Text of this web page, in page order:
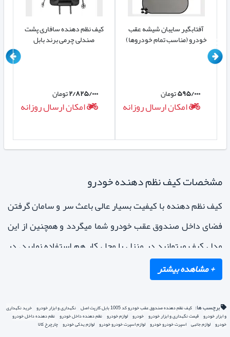
کیف نظم دهنده سافاری پشت
صندلی چرمی برند بابل
۲/۸۲۵/۰۰۰تومان
امکان ارسال روزانه
آفتابگیر سایبان شیشه عقب
خودرو (مناسب تمام خودروها)
۵۹۵/۰۰۰تومان
امکان ارسال روزانه
مشخصات کیف نظم دهنده خودرو
کیف نظم دهنده با کیفیت بسیار عالی باعث سر و سامان گرفتن
فضای داخل صندوق عقب خودرو شما میگردد و همچنین از این
مدل کیف میتوانید در منزل یا محل کار هم استفاده نمایید. در
ضمنکیف نظم دهنده خودرو
مهمترین ویژگی آن اینست که برای ایستادگی دیواره ها بجای
کارتن فشرده از ورق های پلیمری استفاده شده است.
برچسب ها: کیف نظم دهنده صندوق عقب خودرو کد 1005 بابل کارپت اصل نگهداری و ابزار خودرو خرید نگهداری
و ابزار خودرو قیمت نگهداری و ابزار خودرو خودرو لوازم خودرو نظم دهنده داخل خودرو نظم دهنده داخل خودرو
خودرو لوازم جانبی اسپرت خودرو خودرو لوازم اسپرت خودرو خودرو لوازم یدکی خودرو چارچرخ کالا